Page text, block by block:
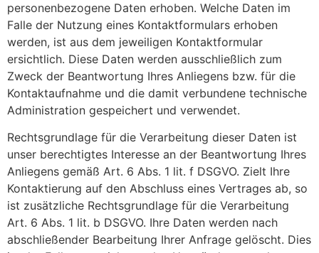
personenbezogene Daten erhoben. Welche Daten im
Falle der Nutzung eines Kontaktformulars erhoben
werden, ist aus dem jeweiligen Kontaktformular
ersichtlich. Diese Daten werden ausschließlich zum
Zweck der Beantwortung Ihres Anliegens bzw. für die
Kontaktaufnahme und die damit verbundene technische
Administration gespeichert und verwendet.
Rechtsgrundlage für die Verarbeitung dieser Daten ist
unser berechtigtes Interesse an der Beantwortung Ihres
Anliegens gemäß Art. 6 Abs. 1 lit. f DSGVO. Zielt Ihre
Kontaktierung auf den Abschluss eines Vertrages ab, so
ist zusätzliche Rechtsgrundlage für die Verarbeitung
Art. 6 Abs. 1 lit. b DSGVO. Ihre Daten werden nach
abschließender Bearbeitung Ihrer Anfrage gelöscht. Dies